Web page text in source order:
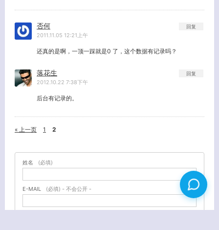
否何
2011.11.05 12:21上午
还真的是啊，一顶一踩就是0 了，这个数据有记录吗？
回复
落花生
2012.10.22 7:38下午
后台有记录的。
回复
« 上一页 1 2
姓名 (必填)
E-MAIL (必填) - 不会公开 -